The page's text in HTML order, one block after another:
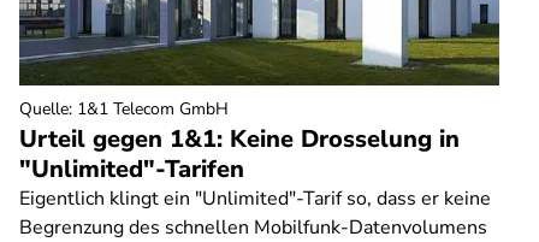
Urteil gegen 1&1: Keine Drosselung in
"Unlimited"-Tarifen
Eigentlich klingt ein "Unlimited"-Tarif so, dass er keine
Begrenzung des schnellen Mobilfunk-Datenvolumens
Quelle: 1&1 Telecom GmbH